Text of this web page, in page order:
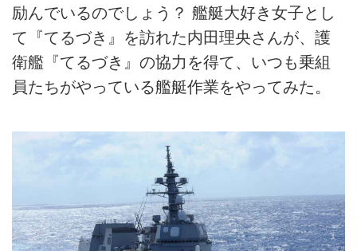
励んでいるのでしょう？ 艦艇大好き女子とし
て『てるづき』を訪れた内田理央さんが、護
衛艦『てるづき』の協力を得て、いつも乗組
員たちがやっている艦艇作業をやってみた。